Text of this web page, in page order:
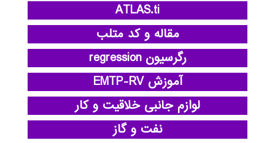
ATLAS.ti
مقاله و کد متلب
رگرسیون regression
آموزش EMTP-RV
لوازم جانبی خلاقیت و کار
نفت و گاز